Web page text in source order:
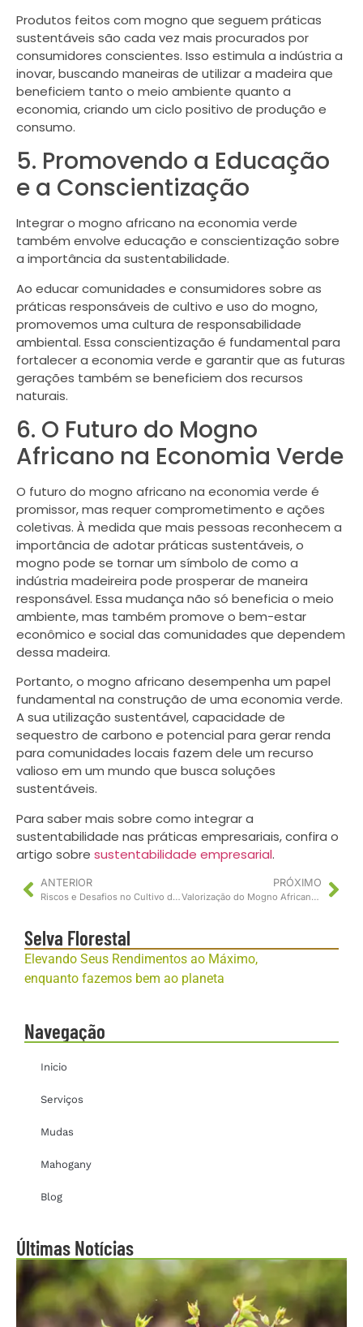
Produtos feitos com mogno que seguem práticas
sustentáveis são cada vez mais procurados por
consumidores conscientes. Isso estimula a indústria a
inovar, buscando maneiras de utilizar a madeira que
beneficiem tanto o meio ambiente quanto a
economia, criando um ciclo positivo de produção e
consumo.
5. Promovendo a Educação
e a Conscientização
Integrar o mogno africano na economia verde
também envolve educação e conscientização sobre
a importância da sustentabilidade.
Ao educar comunidades e consumidores sobre as
práticas responsáveis de cultivo e uso do mogno,
promovemos uma cultura de responsabilidade
ambiental. Essa conscientização é fundamental para
fortalecer a economia verde e garantir que as futuras
gerações também se beneficiem dos recursos
naturais.
6. O Futuro do Mogno
Africano na Economia Verde
O futuro do mogno africano na economia verde é
promissor, mas requer comprometimento e ações
coletivas. À medida que mais pessoas reconhecem a
importância de adotar práticas sustentáveis, o
mogno pode se tornar um símbolo de como a
indústria madeireira pode prosperar de maneira
responsável. Essa mudança não só beneficia o meio
ambiente, mas também promove o bem-estar
econômico e social das comunidades que dependem
dessa madeira.
Portanto, o mogno africano desempenha um papel
fundamental na construção de uma economia verde.
A sua utilização sustentável, capacidade de
sequestro de carbono e potencial para gerar renda
para comunidades locais fazem dele um recurso
valioso em um mundo que busca soluções
sustentáveis.
Para saber mais sobre como integrar a
sustentabilidade nas práticas empresariais, confira o
artigo sobre sustentabilidade empresarial.
ANTERIOR
Riscos e Desafios no Cultivo de Mogno Africano
PRÓXIMO
Valorização do Mogno Africano no Mercado Global
Selva Florestal
Elevando Seus Rendimentos ao Máximo,
enquanto fazemos bem ao planeta
Navegação
Inicio
Serviços
Mudas
Mahogany
Blog
Últimas Notícias